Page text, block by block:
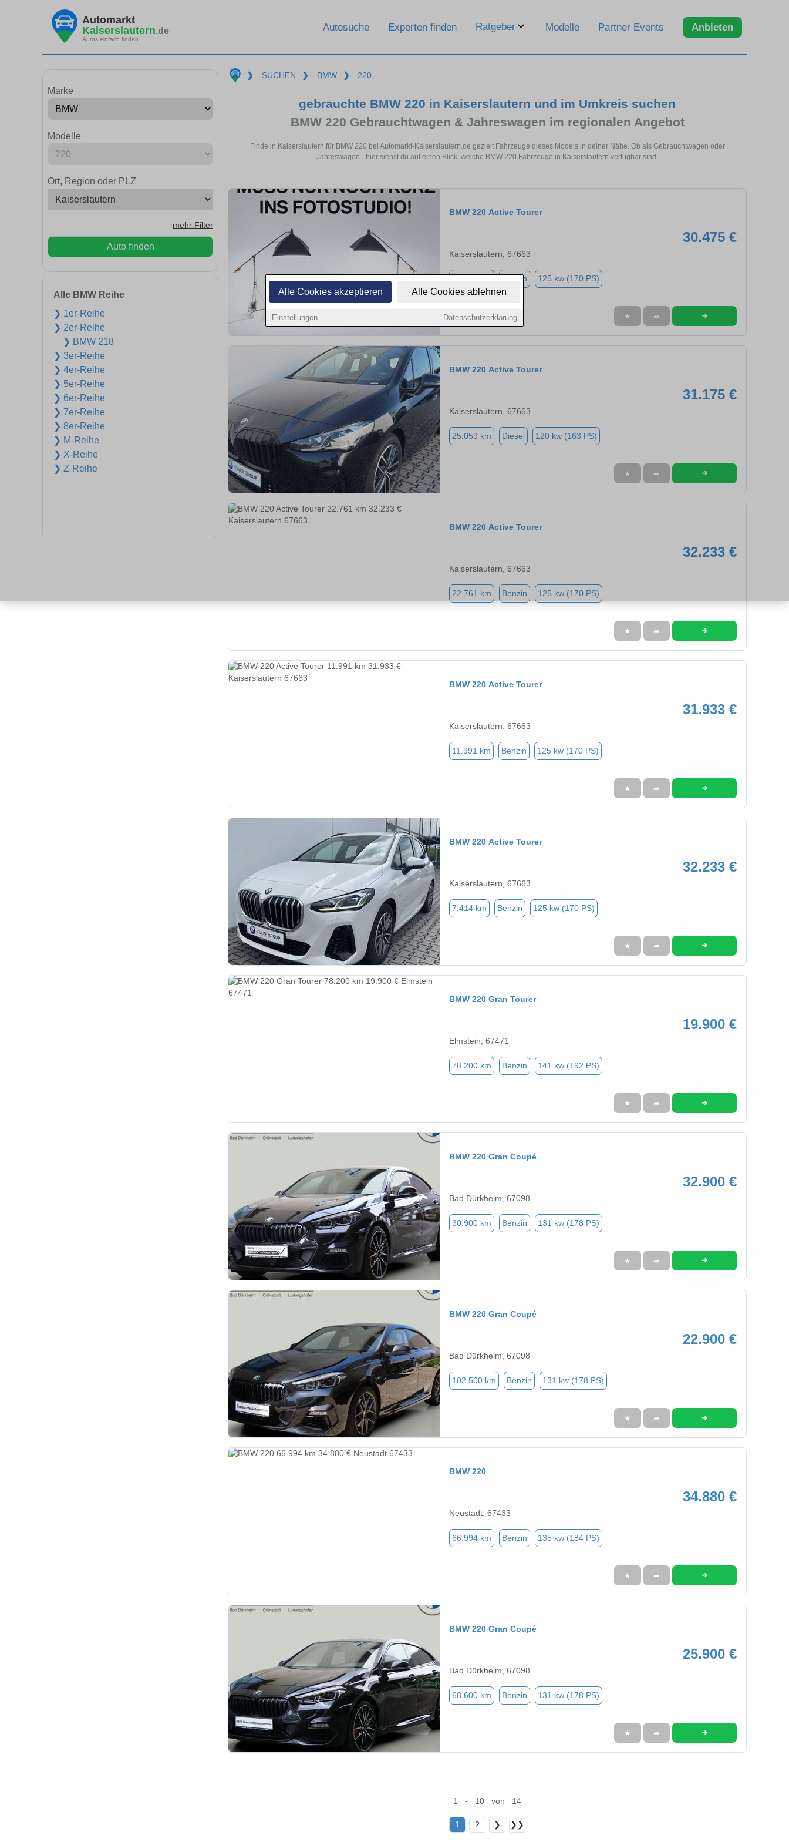
Alle Cookies akzeptieren Alle Cookies ablehnen
Einstellungen Datenschutzerklärung
Automarkt
Kaiserslautern.de
Autos einfach finden
Autosuche Experten finden Ratgeber Modelle Partner Events Anbieten
Marke
Modelle
Ort, Region oder PLZ
mehr Filter
Auto finden
Alle BMW Reihe
❯ 1er-Reihe
❯ 2er-Reihe
❯ BMW 218
❯ 3er-Reihe
❯ 4er-Reihe
❯ 5er-Reihe
❯ 6er-Reihe
❯ 7er-Reihe
❯ 8er-Reihe
❯ M-Reihe
❯ X-Reihe
❯ Z-Reihe
❯ SUCHEN ❯ BMW ❯ 220
gebrauchte BMW 220 in Kaiserslautern und im Umkreis suchen
BMW 220 Gebrauchtwagen & Jahreswagen im regionalen Angebot
Finde in Kaiserslautern für BMW 220 bei Automarkt-Kaiserslautern.de gezielt Fahrzeuge dieses Models in deiner Nähe. Ob als Gebrauchtwagen oder
Jahreswagen - hier siehst du auf einen Blick, welche BMW 220 Fahrzeuge in Kaiserslautern verfügbar sind.
BMW 220 Active Tourer
30.475 €
Kaiserslautern, 67663
Benzin 125 kw (170 PS)
★ ➦ ➜
BMW 220 Active Tourer
31.175 €
Kaiserslautern, 67663
25.059 km Diesel 120 kw (163 PS)
★ ➦ ➜
BMW 220 Active Tourer
32.233 €
Kaiserslautern, 67663
22.761 km Benzin 125 kw (170 PS)
★ ➦ ➜
BMW 220 Active Tourer
31.933 €
Kaiserslautern, 67663
11.991 km Benzin 125 kw (170 PS)
★ ➦ ➜
BMW 220 Active Tourer
32.233 €
Kaiserslautern, 67663
7.414 km Benzin 125 kw (170 PS)
★ ➦ ➜
BMW 220 Gran Tourer
19.900 €
Elmstein, 67471
78.200 km Benzin 141 kw (192 PS)
★ ➦ ➜
BMW 220 Gran Coupé
32.900 €
Bad Dürkheim, 67098
30.900 km Benzin 131 kw (178 PS)
★ ➦ ➜
BMW 220 Gran Coupé
22.900 €
Bad Dürkheim, 67098
102.500 km Benzin 131 kw (178 PS)
★ ➦ ➜
BMW 220
34.880 €
Neustadt, 67433
66.994 km Benzin 135 kw (184 PS)
★ ➦ ➜
BMW 220 Gran Coupé
25.900 €
Bad Dürkheim, 67098
68.600 km Benzin 131 kw (178 PS)
★ ➦ ➜
1 - 10 von 14
1 2 ❯ ❯❯